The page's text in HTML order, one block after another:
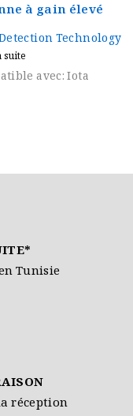
à gain élevé
Technology
suite
avec: Iota
Tunisie
réception